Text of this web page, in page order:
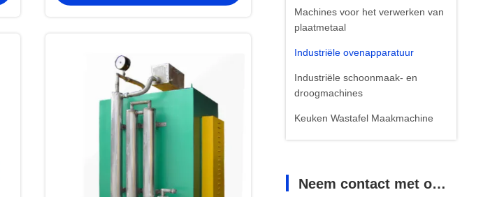
Machines voor het verwerken van
plaatmetaal
Industriële ovenapparatuur
Industriële schoonmaak- en
droogmachines
Keuken Wastafel Maakmachine
Product voor keukenreservoirs
Neem contact met ons op